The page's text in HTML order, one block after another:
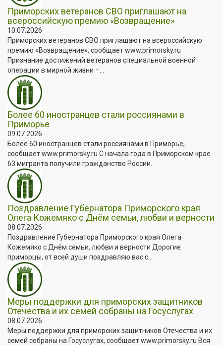
Приморских ветеранов СВО приглашают на
всероссийскую премию «Возвращение»
10.07.2026
Приморских ветеранов СВО приглашают на всероссийскую
премию «Возвращение», сообщает www.primorsky.ru
Признание достижений ветеранов специальной военной
операции в мирной жизни –...
Более 60 иностранцев стали россиянами в
Приморье
09.07.2026
Более 60 иностранцев стали россиянами в Приморье,
сообщает www.primorsky.ru С начала года в Приморском крае
63 мигранта получили гражданство России.
Поздравление Губернатора Приморского края
Олега Кожемяко с Днём семьи, любви и верности
08.07.2026
Поздравление Губернатора Приморского края Олега
Кожемяко с Днём семьи, любви и верности Дорогие
приморцы, от всей души поздравляю вас с...
Меры поддержки для приморских защитников
Отечества и их семей собраны на Госуслугах
08.07.2026
Меры поддержки для приморских защитников Отечества и их
семей собраны на Госуслугах, сообщает www.primorsky.ru Вся